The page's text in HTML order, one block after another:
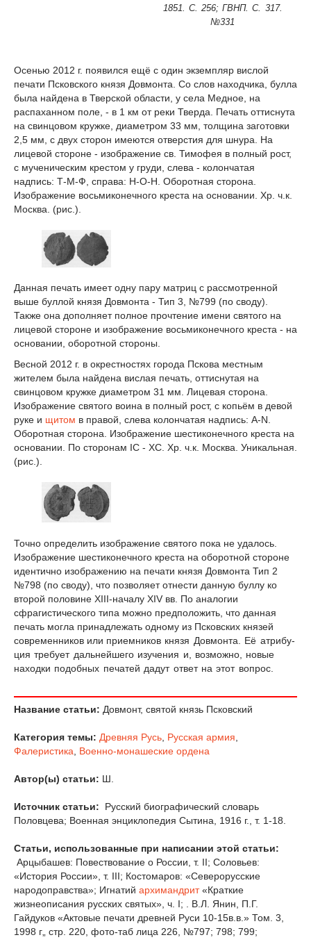
1851. С. 256; ГВНП. С. 317.
№331
Осенью 2012 г. появился ещё с один экземпляр вислой
печати Псковского князя Довмонта. Со слов находчика, булла
была найдена в Тверской области, у села Медное, на
распаханном поле, - в 1 км от реки Тверда. Печать оттиснута
на свинцовом кружке, диаметром 33 мм, толщина заготовки
2,5 мм, с двух сторон имеются отверстия для шнура. На
лицевой стороне - изображение св. Тимофея в полный рост,
с мученическим крестом у груди, слева - колончатая
надпись: Т-М-Ф, справа: Н-О-Н. Оборотная сторона.
Изображение восьмиконечного креста на основании. Хр. ч.к.
Москва. (рис.).
Данная печать имеет одну пару матриц с рассмотренной
выше буллой князя Довмонта - Тип 3, №799 (по своду).
Также она дополняет полное прочтение имени святого на
лицевой стороне и изображение восьмиконечного креста - на
основании, оборотной стороны.
Весной 2012 г. в окрестностях города Пскова местным
жителем была найдена вислая печать, оттиснутая на
свинцовом кружке диаметром 31 мм. Лицевая сторона.
Изображение святого воина в полный рост, с копьём в девой
руке и щитом в правой, слева колончатая надпись: А-N.
Оборотная сторона. Изображе­ние шестиконечного креста на
основании. По сторонам ІС - ХС. Хр. ч.к. Москва. Уникальная.
(рис.).
Точно определить изображение святого пока не удалось.
Изображение шестиконечного креста на оборотной стороне
идентично изображению на печати князя Довмонта Тип 2
№798 (по своду), что позволяет отнести данную буллу ко
второй половине ХIII-началу ХIV вв. По аналогии
сфрагистического типа можно предположить, что данная
печать могла принадлежать одному из Псковских князей
современников или приемников князя Довмонта. Её атрибу­
ция требует дальнейшего изучения и, возможно, новые
находки подобных печа­тей дадут ответ на этот вопрос.
Название статьи: Довмонт, святой князь Псковский
Категория темы: Древняя Русь Русская армия
Фалеристика
Военно-монашеские ордена
Автор(ы) статьи: Ш.
Источник статьи:
Русский биографический словарь
Половцева; Военная энциклопедия Сытина, 1916 г., т. 1-18.
Статьи, использованные при написании этой статьи:
Арцыбашев: Повествование о России, т. II; Соловьев:
«История России», т. III; Костомаров: «Северорусские
народоправства»; Игнатий архимандрит«Краткие
жизнеописания русских святых», ч. I; . В.Л. Янин, П.Г.
Гайдуков «Актовые печати древней Руси 10-15в.в.» Том. 3,
1998 г„ стр. 220, фото-таб лица 226, №797; 798; 799;